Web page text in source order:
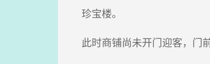
珍宝楼。
此时商铺尚未开门迎客，门